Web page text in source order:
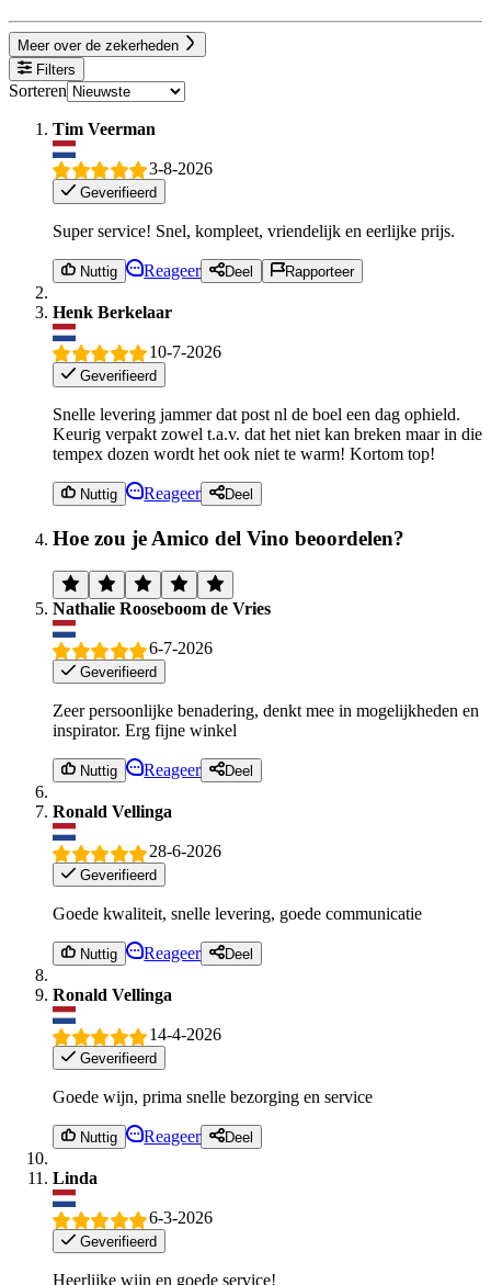
Meer over de zekerheden
Filters
Sorteren
Tim Veerman
3-8-2026
Geverifieerd
Super service! Snel, kompleet, vriendelijk en eerlijke prijs.
Nuttig Reageer Deel Rapporteer
Henk Berkelaar
10-7-2026
Geverifieerd
Snelle levering jammer dat post nl de boel een dag ophield.
Keurig verpakt zowel t.a.v. dat het niet kan breken maar in die
tempex dozen wordt het ook niet te warm! Kortom top!
Nuttig Reageer Deel
Hoe zou je Amico del Vino beoordelen?
Nathalie Rooseboom de Vries
6-7-2026
Geverifieerd
Zeer persoonlijke benadering, denkt mee in mogelijkheden en
inspirator. Erg fijne winkel
Nuttig Reageer Deel
Ronald Vellinga
28-6-2026
Geverifieerd
Goede kwaliteit, snelle levering, goede communicatie
Nuttig Reageer Deel
Ronald Vellinga
14-4-2026
Geverifieerd
Goede wijn, prima snelle bezorging en service
Nuttig Reageer Deel
Linda
6-3-2026
Geverifieerd
Heerlijke wijn en goede service!